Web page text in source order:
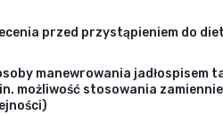
przed przystąpieniem do
manewrowania jadłospisem
możliwość stosowania